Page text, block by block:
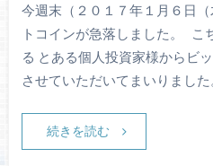
今週末（２０１７年１月６日
トコインが急落しました。 こ
る とある個人投資家様からビ
させていただいてまいりまし
続きを読む